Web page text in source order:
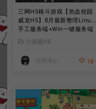
三网H5格斗游戏【热血校园
威龙H5】8月最新整理Linux
手工服务端+Win一键服务端
+解压即玩+简易安卓客户端
+详细搭建教程
小游戏H5
冷雨泽ღ 18